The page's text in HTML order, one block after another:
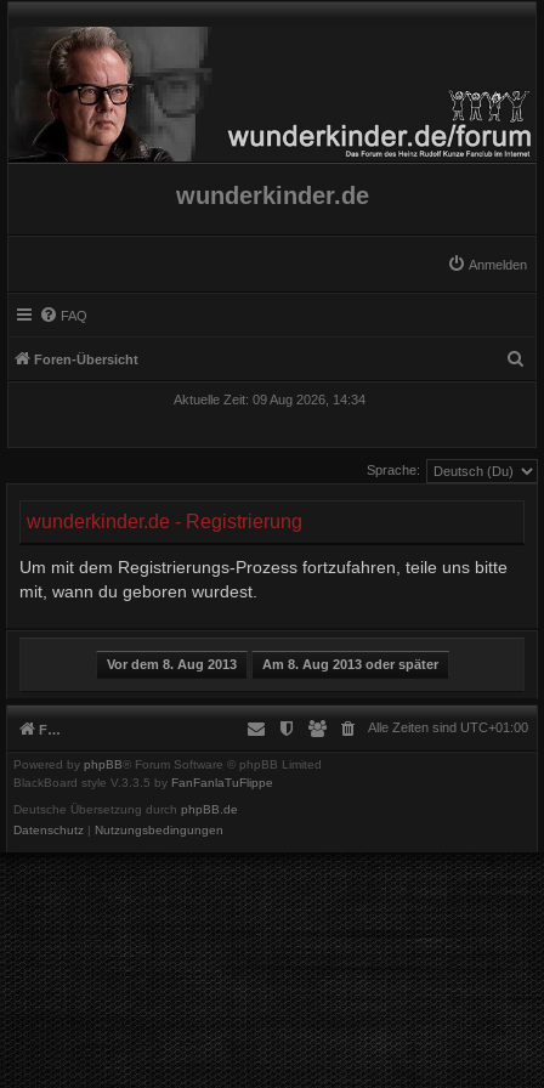
wunderkinder.de
Anmelden
FAQ
Foren-Übersicht
e
Aktuelle Zeit: 09 Aug 2026, 14:34
Sprache:
wunderkinder.de - Registrierung
Um mit dem Registrierungs-Prozess fortzufahren, teile uns bitte
mit, wann du geboren wurdest.
Foren-Übersicht Alle Zeiten sind UTC+01:00
Powered by phpBB® Forum Software © phpBB Limited
BlackBoard style V.3.3.5 by FanFanlaTuFlippe
Deutsche Übersetzung durch phpBB.de
Datenschutz | Nutzungsbedingungen